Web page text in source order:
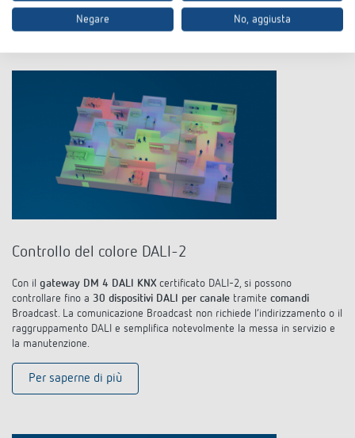
Per saperne di più
Controllo del colore DALI-2
Con il gateway DM 4 DALI KNXcertificato DALI-2, si possono
controllare fino a 30 dispositivi DALI per canale tramite comandi
Broadcast. La comunicazione Broadcast non richiede l‘indirizzamento o il
raggruppamento DALI e semplifica notevolmente la messa in servizio e
la manutenzione.
Per saperne di più
Negare No, aggiusta